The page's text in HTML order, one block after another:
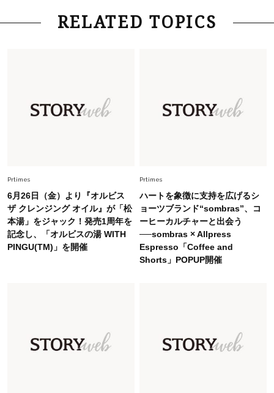
Lifestyle 2026.7.29
「お若いですね」は褒め言葉？“若い＝美しい”と
上野千鶴子先生が問い直す“理想の老後”の呪縛
【ジェンダー連載23】
Fashion 2026.6.12
中村ゆりさん「40代になり、やっと“仕事以外の
幸福感”に目が向いた」ライフスタイルも、服も
Fashion 2026.5.29
40代の夏通勤はこれ１着！「きちんと感」も
RELATED TOPICS
Prtimes
6月26日（金）より『オルビス
ザ クレンジング オイル』が「松
本湯」をジャック！発売1周年を
記念し、「オルビスの湯 WITH
PINGU(TM)」を開催
Prtimes
ハートを象徴に支持を広げるシ
ョーツブランド“sombras”、コ
ーヒーカルチャーと出会う
──sombras × Allpress
Espresso「Coffee and
Shorts」POPUP開催